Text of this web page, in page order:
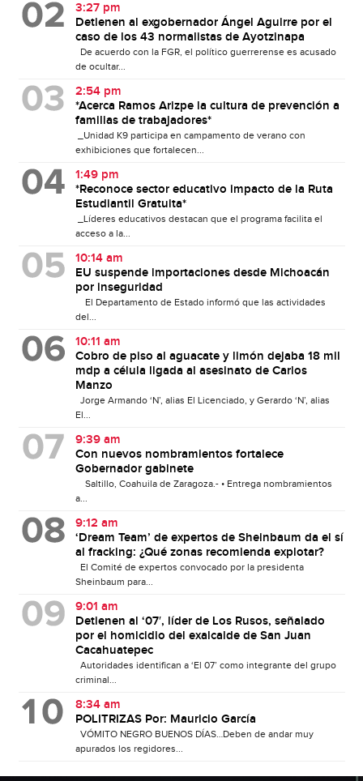
3:27 pm
Detienen al exgobernador Ángel Aguirre por el
caso de los 43 normalistas de Ayotzinapa
De acuerdo con la FGR, el político guerrerense es acusado
de ocultar...
2:54 pm
*Acerca Ramos Arizpe la cultura de prevención a
familias de trabajadores*
_Unidad K9 participa en campamento de verano con
exhibiciones que fortalecen...
1:49 pm
*Reconoce sector educativo impacto de la Ruta
Estudiantil Gratuita*
_Líderes educativos destacan que el programa facilita el
acceso a la...
10:14 am
EU suspende importaciones desde Michoacán
por inseguridad
El Departamento de Estado informó que las actividades
del...
10:11 am
Cobro de piso al aguacate y limón dejaba 18 mil
mdp a célula ligada al asesinato de Carlos
Manzo
Jorge Armando ‘N’, alias El Licenciado, y Gerardo ‘N’, alias
El...
9:39 am
Con nuevos nombramientos fortalece
Gobernador gabinete
Saltillo, Coahuila de Zaragoza.- • Entrega nombramientos
a...
9:12 am
‘Dream Team’ de expertos de Sheinbaum da el sí
al fracking: ¿Qué zonas recomienda explotar?
El Comité de expertos convocado por la presidenta
Sheinbaum para...
9:01 am
Detienen al ‘07′, líder de Los Rusos, señalado
por el homicidio del exalcalde de San Juan
Cacahuatepec
Autoridades identifican a ‘El 07’ como integrante del grupo
criminal...
8:34 am
POLITRIZAS Por: Mauricio García
VÓMITO NEGRO BUENOS DÍAS…Deben de andar muy
apurados los regidores...